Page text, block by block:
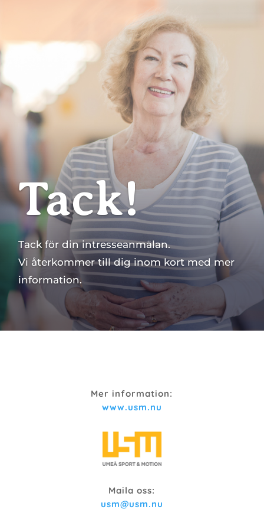
Tack!
Tack för din intresseanmälan.
Vi återkommer till dig inom kort med mer
information.
Mer information:
www.usm.nu
Maila oss:
usm@usm.nu